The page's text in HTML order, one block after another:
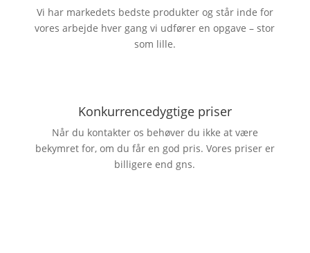
Vi har markedets bedste produkter og står inde for
vores arbejde hver gang vi udfører en opgave – stor
som lille.
Konkurrencedygtige priser
Når du kontakter os behøver du ikke at være
bekymret for, om du får en god pris. Vores priser er
billigere end gns.